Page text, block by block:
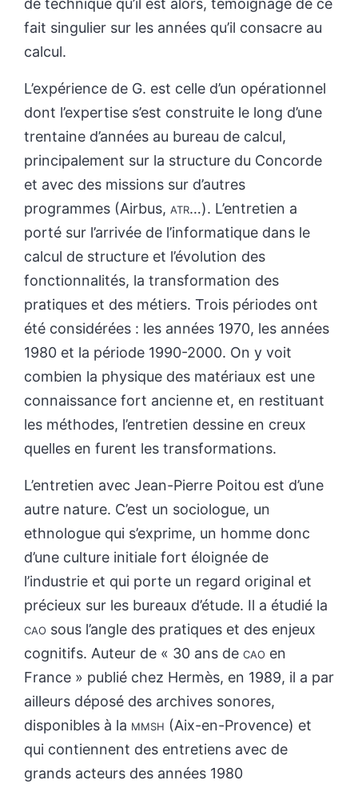
de technique qu’il est alors, témoignage de ce
fait singulier sur les années qu’il consacre au
calcul.
L’expérience de G. est celle d’un opérationnel
dont l’expertise s’est construite le long d’une
trentaine d’années au bureau de calcul,
principalement sur la structure du Concorde
et avec des missions sur d’autres
programmes (Airbus, atr…). L’entretien a
porté sur l’arrivée de l’informatique dans le
calcul de structure et l’évolution des
fonctionnalités, la transformation des
pratiques et des métiers. Trois périodes ont
été considérées : les années 1970, les années
1980 et la période 1990-2000. On y voit
combien la physique des matériaux est une
connaissance fort ancienne et, en restituant
les méthodes, l’entretien dessine en creux
quelles en furent les transformations.
L’entretien avec Jean-Pierre Poitou est d’une
autre nature. C’est un sociologue, un
ethnologue qui s’exprime, un homme donc
d’une culture initiale fort éloignée de
l’industrie et qui porte un regard original et
précieux sur les bureaux d’étude. Il a étudié la
cao sous l’angle des pratiques et des enjeux
cognitifs. Auteur de « 30 ans de cao en
France » publié chez Hermès, en 1989, il a par
ailleurs déposé des archives sonores,
disponibles à la mmsh (Aix-en-Provence) et
qui contiennent des entretiens avec de
grands acteurs des années 1980